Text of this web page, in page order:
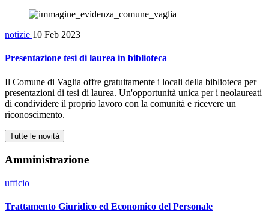
notizie 10 Feb 2023
Presentazione tesi di laurea in biblioteca
Il Comune di Vaglia offre gratuitamente i locali della biblioteca per
presentazioni di tesi di laurea. Un'opportunità unica per i neolaureati
di condividere il proprio lavoro con la comunità e ricevere un
riconoscimento.
Tutte le novità
Amministrazione
ufficio
Trattamento Giuridico ed Economico del Personale